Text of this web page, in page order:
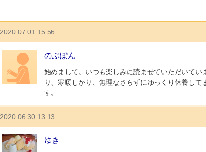
2020.07.01 15:56
のぶぽん
始めまして。いつも楽しみに読ませていただいて
り、寒暖しかり、無理なさらずにゆっくり休養し
す。
2020.06.30 13:13
ゆき